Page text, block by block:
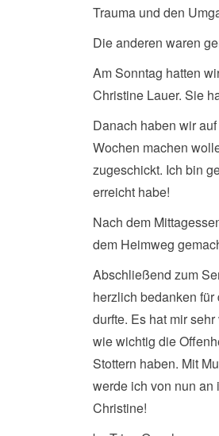
Trauma und den
Die anderen waren
Am Sonntag hatten
Christine Lauer. Sie
Danach haben wir
Wochen machen
zugeschickt. Ich bin
erreicht habe!
Nach dem
dem Heimweg
Abschließend zum
herzlich bedanken
durfte. Es hat mir
wie wichtig die
Stottern haben. Mit
werde ich von nun
Christine!